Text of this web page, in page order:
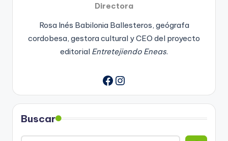
Directora
Rosa Inés Babilonia Ballesteros, geógrafa
cordobesa, gestora cultural y CEO del proyecto
editorial Entretejiendo Eneas.
Instagram
Buscar